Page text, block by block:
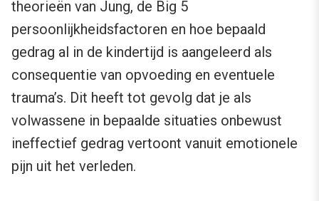
theorieën van Jung, de Big 5
persoonlijkheidsfactoren en hoe bepaald
gedrag al in de kindertijd is aangeleerd als
consequentie van opvoeding en eventuele
trauma’s. Dit heeft tot gevolg dat je als
volwassene in bepaalde situaties onbewust
ineffectief gedrag vertoont vanuit emotionele
pijn uit het verleden.